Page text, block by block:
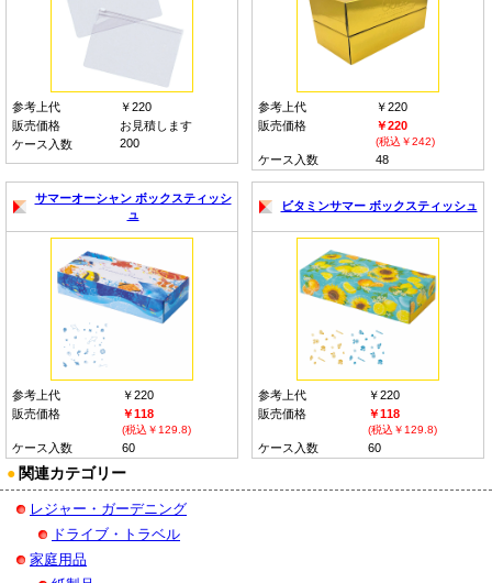
参考上代
￥220
販売価格
お見積します
ケース入数
200
参考上代
￥220
販売価格
￥220
(税込￥242)
ケース入数 48
サマーオーシャン ボックスティッシ
ュ
参考上代
￥220
販売価格
￥118
(税込￥129.8)
ケース入数 60
ビタミンサマー ボックスティッシュ
参考上代
￥220
販売価格
￥118
(税込￥129.8)
ケース入数 60
● 関連カテゴリー
レジャー・ガーデニング
ドライブ・トラベル
家庭用品